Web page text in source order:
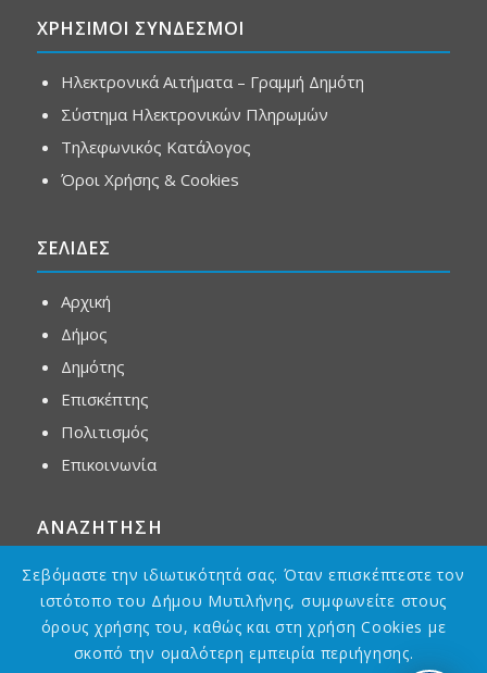
ΧΡΗΣΙΜΟΙ ΣΥΝΔΕΣΜΟΙ
Ηλεκτρονικά Αιτήματα – Γραμμή Δημότη
Σύστημα Ηλεκτρονικών Πληρωμών
Τηλεφωνικός Κατάλογος
Όροι Χρήσης & Cookies
ΣΕΛΙΔΕΣ
Αρχική
Δήμος
Δημότης
Επισκέπτης
Πολιτισμός
Επικοινωνία
ΑΝΑΖΗΤΗΣΗ
Σεβόμαστε την ιδιωτικότητά σας. Όταν επισκέπτεστε τον
ιστότοπο του Δήμου Μυτιλήνης, συμφωνείτε στους
όρους χρήσης του, καθώς και στη χρήση Cookies με
σκοπό την ομαλότερη εμπειρία περιήγησης.